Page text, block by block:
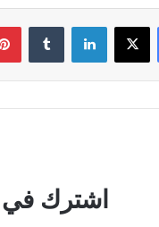
فيسبوك X لينكدإن
اشترك في